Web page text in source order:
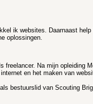
ik websites. Daarnaast
oplossingen.
freelancer. Na mijn opleiding
en het maken van
bestuurslid van Scouting